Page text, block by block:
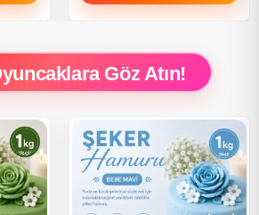
Göz Atın!